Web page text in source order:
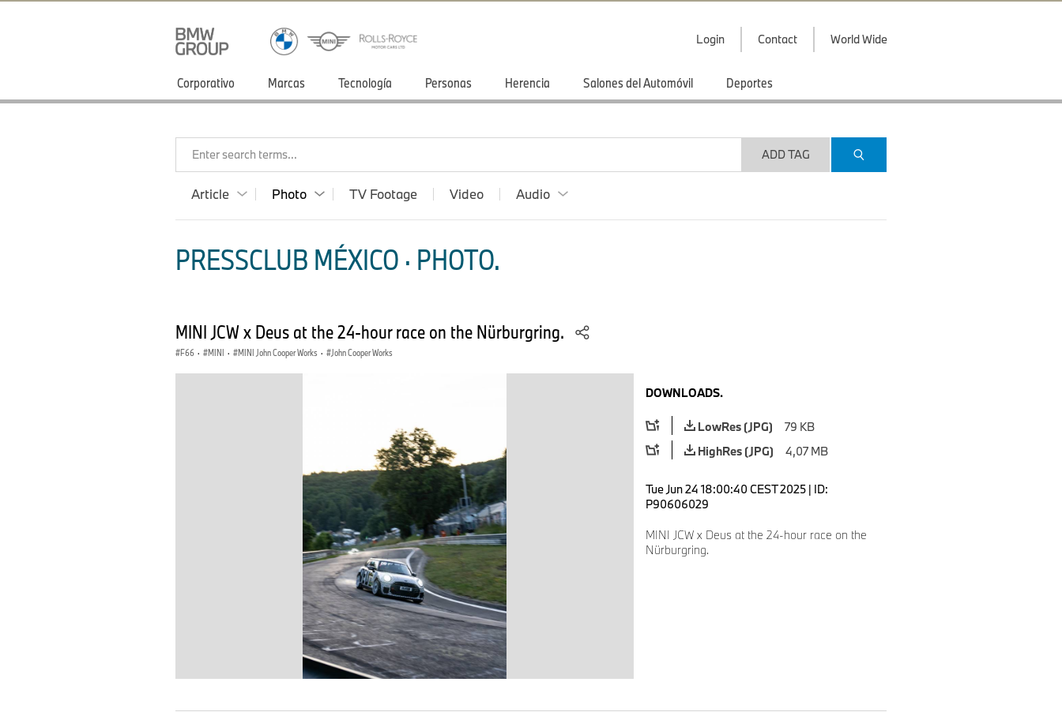
Login Contact World Wide
Corporativo Marcas Tecnología Personas Herencia Salones del Automóvil Deportes
Enter search terms... ADD TAG
Article Photo TV Footage Video Audio
PRESSCLUB MÉXICO · PHOTO.
MINI JCW x Deus at the 24-hour race on the Nürburgring.
F66 · MINI · MINI John Cooper Works · John Cooper Works
DOWNLOADS.
LowRes (JPG)
79 KB
HighRes (JPG)
4,07 MB
Tue Jun 24 18:00:40 CEST 2025 | ID:
P90606029
MINI JCW x Deus at the 24-hour race on the
Nürburgring.